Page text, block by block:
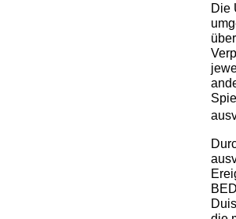
Die